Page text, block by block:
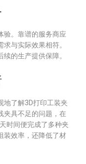
验。靠谱的服务商应
与实际效果相符。
的生产提供保障。
地了解3D打印工装夹
夹具不足的问题，在
时间便完成了多种夹
装效率，还降低了材